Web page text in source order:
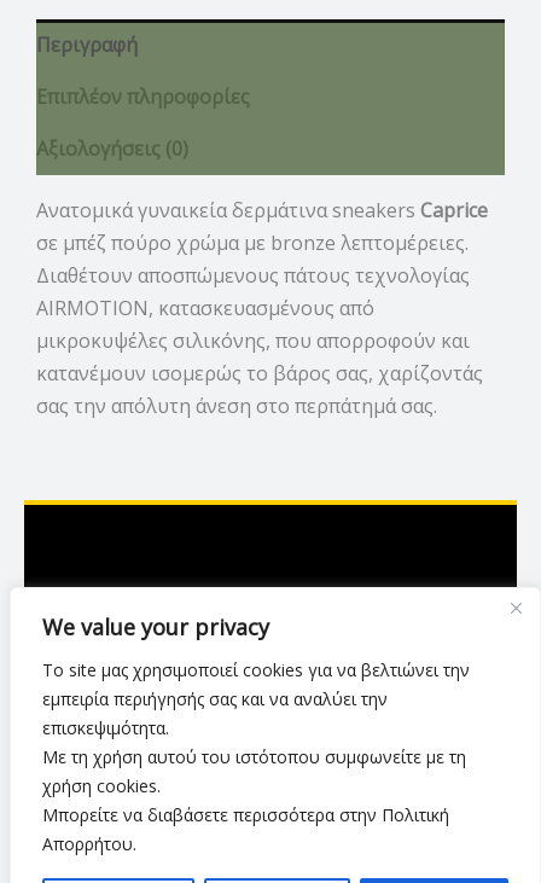
We value your privacy
Το site μας χρησιμοποιεί cookies για να βελτιώνει την
εμπειρία περιήγησής σας και να αναλύει την
επισκεψιμότητα.
Με τη χρήση αυτού του ιστότοπου συμφωνείτε με τη
χρήση cookies.
Μπορείτε να διαβάσετε περισσότερα στην Πολιτική
Απορρήτου.
Περιγραφή
Επιπλέον πληροφορίες
Αξιολογήσεις (0)
Ανατομικά γυναικεία δερμάτινα sneakers Caprice
σε μπέζ πούρο χρώμα με bronze λεπτομέρειες.
Διαθέτουν αποσπώμενους πάτους τεχνολογίας
AIRMOTION, κατασκευασμένους από
μικροκυψέλες σιλικόνης, που απορροφούν και
κατανέμουν ισομερώς το βάρος σας, χαρίζοντάς
σας την απόλυτη άνεση στο περπάτημά σας.
luxurylarisa2024@gmail.com
Πολιτική Απορρήτου • Όροι Χρήσης •
Τρόποι & Μέθοδοι Αποστολής
Πολιτική Επιστροφών •
Τρόποι Πληρωμής